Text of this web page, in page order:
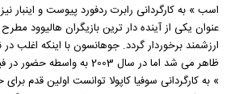
اسب » به کارگردانی رابرت ردفورد پیوست و اینبار
عنوان یکی از آینده دار ترین بازیگران هالیوود
ارزشمند برخوردار گردد. جوهانسون با اینکه اغلب
ظاهر می شد اما در سال 2003 به
» به کارگردانی سوفیا کاپولا توانست اولین قدم برای